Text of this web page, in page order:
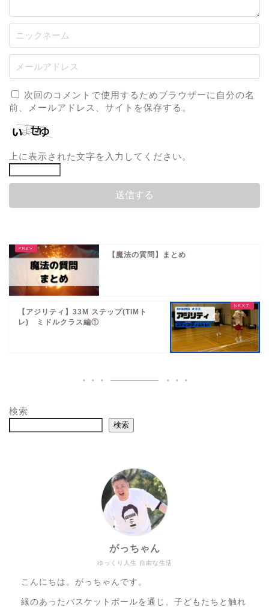
次回のコメントで使用するためブラウザーに自分の名
前、メールアドレス、サイトを保存する。
上に表示された文字を入力してください。
【魔法の質問】まとめ
【アジリティ】33M ステップ(TIMト
レ) ミドルクラス編①
検索
検索
ゆっくり人生 自由な生活
がっちゃん
こんにちは。がっちゃんです。
縁のあったバスケットボールを通じ、子どもたちと触れ